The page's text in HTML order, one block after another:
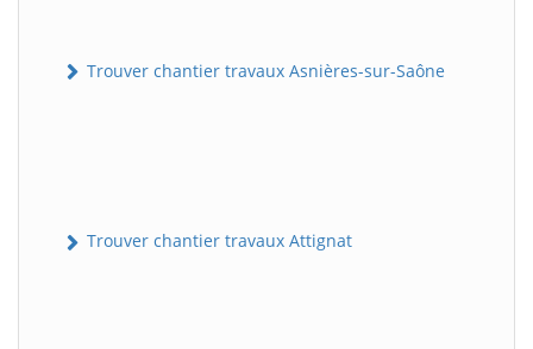
Trouver chantier travaux Asnières-sur-Saône
Trouver chantier travaux Attignat